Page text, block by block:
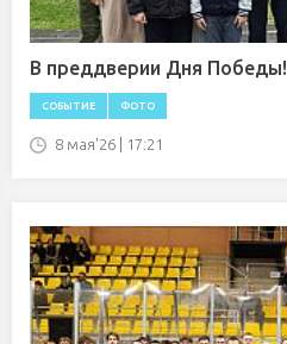
В преддверии Дня Победы!
СОБЫТИЕ ФОТО
8 мая'26 | 17:21